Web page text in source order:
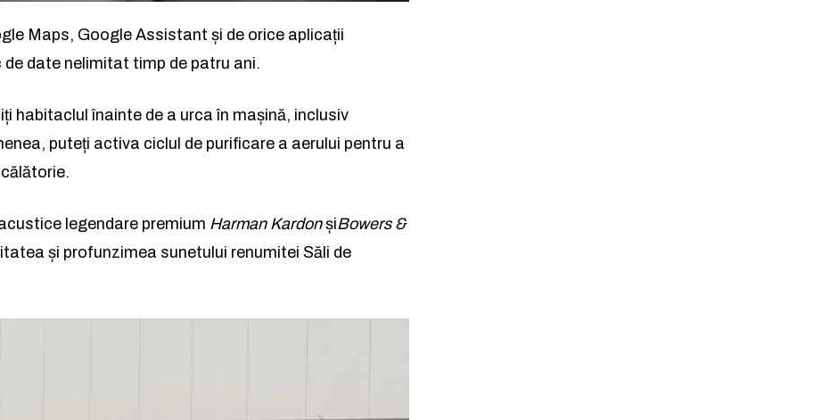
citește știrile altfel.
Am citit și accept Politica de confidențialitate.
Maps, Google Assistant și de orice aplicații
date nelimitat timp de patru ani.
habitaclul înainte de a urca în mașină, inclusiv
puteți activa ciclul de purificare a aerului pentru a
legendare premium Harman KardonșiBowers &
și profunzimea sunetului renumitei Săli de